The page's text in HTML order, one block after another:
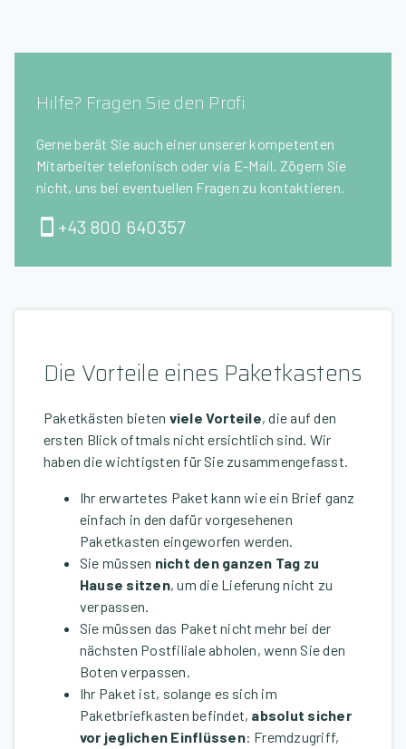
Hilfe? Fragen Sie den Profi
Gerne berät Sie auch einer unserer kompetenten
Mitarbeiter telefonisch oder via E-Mail. Zögern Sie
nicht, uns bei eventuellen Fragen zu kontaktieren.
+43 800 640357
Die Vorteile eines Paketkastens
Paketkästen bieten viele Vorteile, die auf den
ersten Blick oftmals nicht ersichtlich sind. Wir
haben die wichtigsten für Sie zusammengefasst.
Ihr erwartetes Paket kann wie ein Brief ganz
einfach in den dafür vorgesehenen
Paketkasten eingeworfen werden.
Sie müssen nicht den ganzen Tag zu
Hause sitzen, um die Lieferung nicht zu
verpassen.
Sie müssen das Paket nicht mehr bei der
nächsten Postfiliale abholen, wenn Sie den
Boten verpassen.
Ihr Paket ist, solange es sich im
Paketbriefkasten befindet, absolut sicher
vor jeglichen Einflüssen: Fremdzugriff,